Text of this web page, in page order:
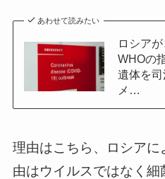
あわせて読みたい
ロシア
WHOの
遺体を
メ…
理由はこちら、ロシアに
由はウイルスではなく細